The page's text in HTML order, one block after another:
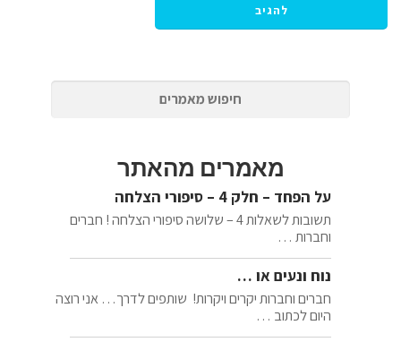
מאמרים מהאתר
על הפחד – חלק 4 – סיפורי הצלחה
תשובות לשאלות 4 – שלושה סיפורי הצלחה ! חברים
וחברות …
נוח ונעים או …
חברים וחברות יקרים ויקרות! שותפים לדרך… אני רוצה
היום לכתוב …